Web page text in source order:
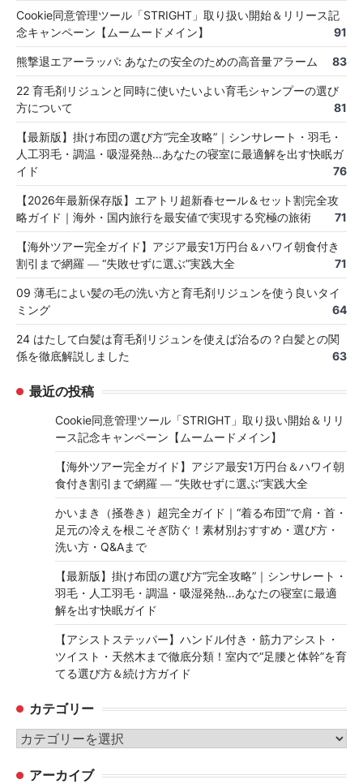
Cookie同意管理ツール「STRIGHT」取り扱い開始＆リリース記
念キャンペーン【ムームードメイン】
91
熊撃退エアーラッパ: あなたの安全のための高音量アラーム 83
22 育毛剤リジュンと同時に使いたいよい育毛シャンプーの選び
方について
81
【最新版】掛け布団の選び方“完全攻略”｜シンサレート・羽毛・
人工羽毛・調温・吸湿発熱…あなたの寝室に最適解を出す快眠ガ
イド
76
【2026年最新保存版】エアトリ超新春セール＆セット割完全攻
略ガイド｜海外・国内旅行を最安値で実現する究極の旅術
71
【海外ツアー完全ガイド】アジア最安1万円台＆ハワイ朝食付き
割引まで網羅 ― “失敗せずに選ぶ”実践大全
71
09 薄毛によい髪の毛の洗い方と育毛剤リジュンを使う良いタイ
ミング
64
24 はたして白髪は育毛剤リジュンを使えば治るの？白髪との関
係を徹底解説しました
63
最近の投稿
Cookie同意管理ツール「STRIGHT」取り扱い開始＆リリ
ース記念キャンペーン【ムームードメイン】
【海外ツアー完全ガイド】アジア最安1万円台＆ハワイ朝
食付き割引まで網羅 ― “失敗せずに選ぶ”実践大全
かいまき（掻巻き）超完全ガイド｜“着る布団”で肩・首・
足元の冷えを根こそぎ防ぐ！素材別おすすめ・選び方・
洗い方・Q&Aまで
【最新版】掛け布団の選び方“完全攻略”｜シンサレート・
羽毛・人工羽毛・調温・吸湿発熱…あなたの寝室に最適
解を出す快眠ガイド
【アシストステッパー】ハンドル付き・筋力アシスト・
ツイスト・天然木まで徹底分類！室内で“足腰と体幹”を育
てる選び方＆続け方ガイド
カテゴリー
カ
ゴ アーカイブ